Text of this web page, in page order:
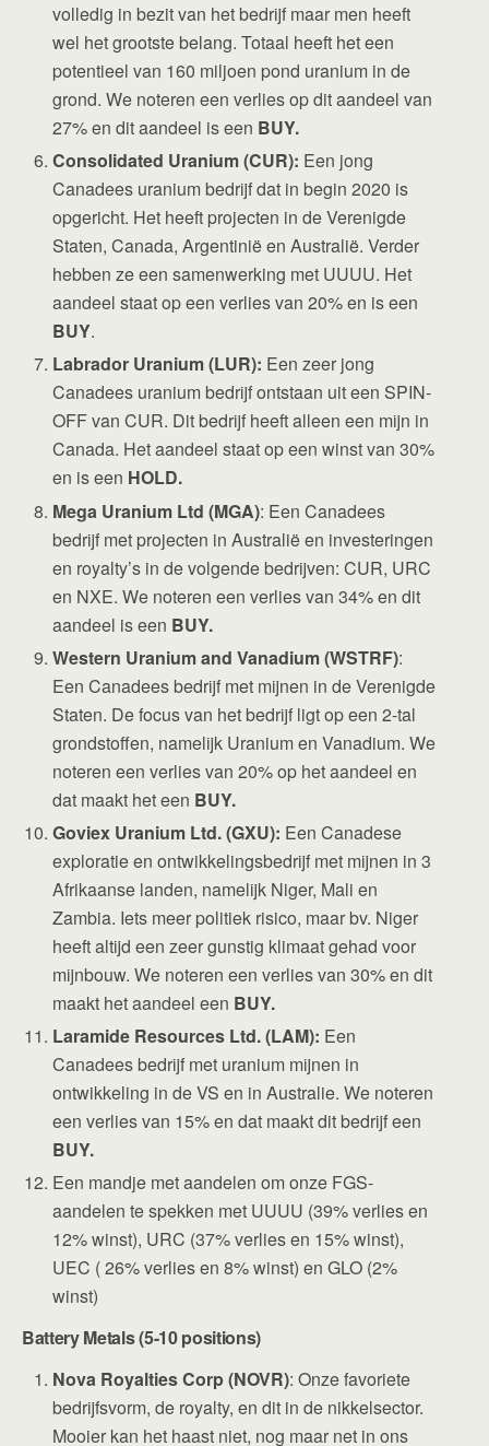
volledig in bezit van het bedrijf maar men heeft
wel het grootste belang. Totaal heeft het een
potentieel van 160 miljoen pond uranium in de
grond. We noteren een verlies op dit aandeel van
27% en dit aandeel is een BUY.
Consolidated Uranium (CUR): Een jong
Canadees uranium bedrijf dat in begin 2020 is
opgericht. Het heeft projecten in de Verenigde
Staten, Canada, Argentinië en Australië. Verder
hebben ze een samenwerking met UUUU. Het
aandeel staat op een verlies van 20% en is een
BUY.
Labrador Uranium (LUR): Een zeer jong
Canadees uranium bedrijf ontstaan uit een SPIN-
OFF van CUR. Dit bedrijf heeft alleen een mijn in
Canada. Het aandeel staat op een winst van 30%
en is een HOLD.
Mega Uranium Ltd (MGA): Een Canadees
bedrijf met projecten in Australië en investeringen
en royalty’s in de volgende bedrijven: CUR, URC
en NXE. We noteren een verlies van 34% en dit
aandeel is een BUY.
Western Uranium and Vanadium (WSTRF):
Een Canadees bedrijf met mijnen in de Verenigde
Staten. De focus van het bedrijf ligt op een 2-tal
grondstoffen, namelijk Uranium en Vanadium. We
noteren een verlies van 20% op het aandeel en
dat maakt het een BUY.
Goviex Uranium Ltd. (GXU): Een Canadese
exploratie en ontwikkelingsbedrijf met mijnen in 3
Afrikaanse landen, namelijk Niger, Mali en
Zambia. Iets meer politiek risico, maar bv. Niger
heeft altijd een zeer gunstig klimaat gehad voor
mijnbouw. We noteren een verlies van 30% en dit
maakt het aandeel een BUY.
Laramide Resources Ltd. (LAM): Een
Canadees bedrijf met uranium mijnen in
ontwikkeling in de VS en in Australie. We noteren
een verlies van 15% en dat maakt dit bedrijf een
BUY.
Een mandje met aandelen om onze FGS-
aandelen te spekken met UUUU (39% verlies en
12% winst), URC (37% verlies en 15% winst),
UEC ( 26% verlies en 8% winst) en GLO (2%
winst)
Battery Metals (5-10 positions)
Nova Royalties Corp (NOVR): Onze favoriete
bedrijfsvorm, de royalty, en dit in de nikkelsector.
Mooier kan het haast niet, nog maar net in ons